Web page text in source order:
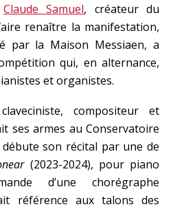
Claude Samuel, créateur du
renaître la manifestation,
par la Maison Messiaen, a
qui, en alternance,
et organistes.
compositeur et
ses armes au Conservatoire
débute son récital par une de
(2023-2024), pour piano
d’une chorégraphe
référence aux talons des